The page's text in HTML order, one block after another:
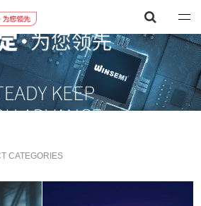
先微电子有限公司
CATEGORIES